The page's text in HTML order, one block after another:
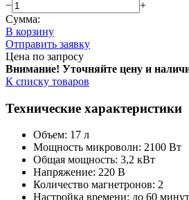
−
+
Сумма:
В корзину
Отправить заявку
Цена по запросу
Внимание! Уточняйте цену и
К списку товаров
Технические характеристики
Объем: 17 л
Мощность микроволн: 2100 Вт
Общая мощность: 3,2 кВт
Напряжение: 220 В
Количество магнетронов: 2
Настройка времени: до 60 минут